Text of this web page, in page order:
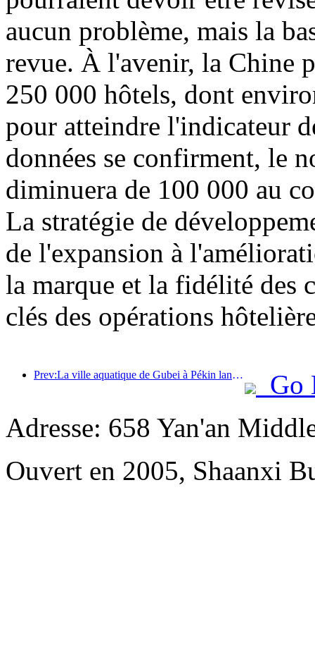
aucun problème, mais la
revue. À l'avenir, la Chine
250 000 hôtels, dont
pour atteindre l'indicateur
données se confirment, le
diminuera de 100 000 au
La stratégie de
de l'expansion à
la marque et la fidélité des
clés des opérations
Prev:La ville aquatique de Gubei à Pékin lance des réductions touristiques estivales
Go
Adresse: 658 Yan'an
Ouvert en 2005, Shaanxi